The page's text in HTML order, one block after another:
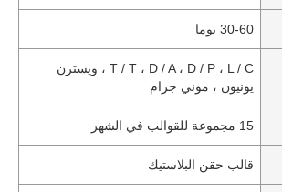
30-60 يوما
T / T ، D / A ، D / P ، L / C ، ويسترن
يونيون ، موني جرام
15 مجموعة للقوالب في الشهر
قالب حقن البلاستيك